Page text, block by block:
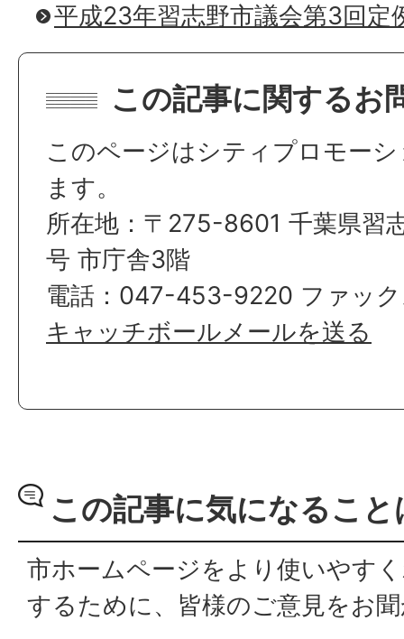
平成23年習志野市議会第3回定
この記事に関するお
このページはシティプロモー
ます。
所在地：〒275-8601 千葉県習
号 市庁舎3階
電話：047-453-9220 ファッ
キャッチボールメールを送る
この記事に気になるこ
市ホームページをより使いやす
するために、皆様のご意見をお